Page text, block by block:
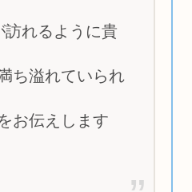
訪れるように貴
ち溢れていられ
お伝えします